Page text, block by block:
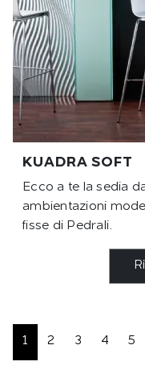
KUADRA SOFT
Ecco a te la sedia
ambientazioni
fisse di Pedrali.
1 2 3 4 5